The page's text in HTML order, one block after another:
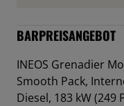
BARPREISANGEBOT
INEOS Grenadier
Smooth Pack,
Diesel, 183 kW (249